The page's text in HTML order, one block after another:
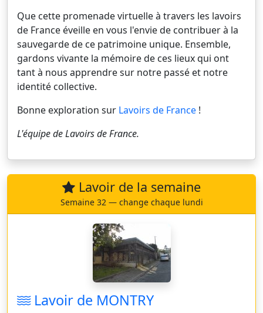
Que cette promenade virtuelle à travers les lavoirs
de France éveille en vous l'envie de contribuer à la
sauvegarde de ce patrimoine unique. Ensemble,
gardons vivante la mémoire de ces lieux qui ont
tant à nous apprendre sur notre passé et notre
identité collective.
Bonne exploration sur Lavoirs de France !
L'équipe deLavoirs de France.
Lavoir de la semaine
Semaine 32 — change chaque lundi
Lavoir de MONTRY